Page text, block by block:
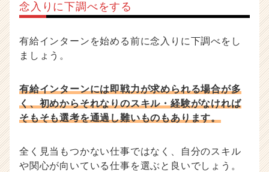
念入りに下調べをする
有給インターンを始める前に念入りに下調べをし
ましょう。
有給インターンには即戦力が求められる場合が多
く、初めからそれなりのスキル・経験がなければ
そもそも選考を通過し難いものもあります。
全く見当もつかない仕事ではなく、自分のスキル
や関心が向いている仕事を選ぶと良いでしょう。